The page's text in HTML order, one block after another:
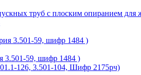
труб с плоским опиранием для
3.501-59, шифр 1484 )
3.501-59, шифр 1484 )
126, 3.501-104, Шифр 2175рч)